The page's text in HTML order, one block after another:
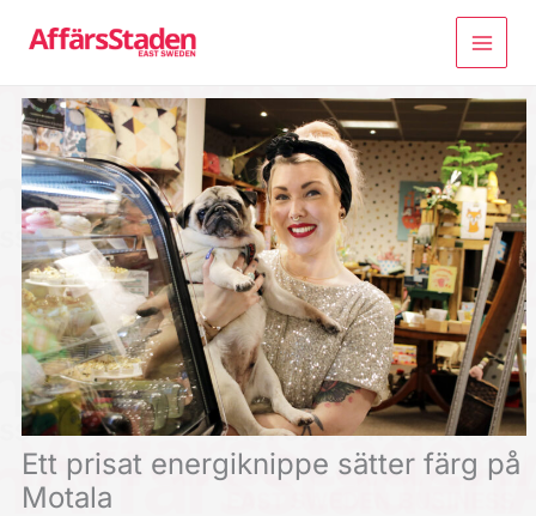
Ett prisat energiknippe sätter färg på
Motala